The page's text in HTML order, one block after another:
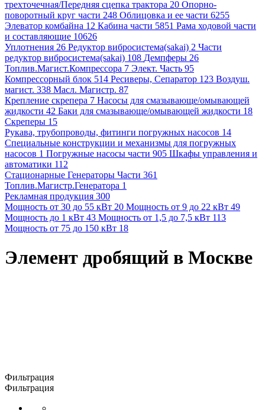
трехточечная/Передняя сцепка трактора 20 Опорно-
поворотный круг части 248 Облицовка и ее части 6255
Элеватор комбайна 12 Кабина части 5851 Рама ходовой части
и составляющие 10626
Уплотнения 26 Редуктор вибросистема(sakai) 2 Части
редуктор вибросистема(sakai) 108 Демпферы 26
Топлив.Магист.Компрессора 7 Элект. Часть 95
Компрессорный блок 514 Ресиверы, Сепаратор 123 Воздуш.
магист. 338 Масл. Магистр. 87
Крепление скрепера 7 Насосы для смазывающе/омывающей
жидкости 42 Баки для смазывающе/омывающей жидкости 18
Скреперы 15
Рукава, трубопроводы, фитинги погружных насосов 14
Специальные конструкции и механизмы для погружных
насосов 1 Погружные насосы части 905 Шкафы управления и
автоматики 112
Стационарные Генераторы Части 361
Топлив.Магистр.Генератора 1
Рекламная продукция 300
Мощность от 30 до 55 кВт 20 Мощность от 9 до 22 кВт 49
Мощность до 1 кВт 43 Мощность от 1,5 до 7,5 кВт 113
Мощность от 75 до 150 кВт 18
Элемент дробящий в Москве
Фильтрация
Фильтрация